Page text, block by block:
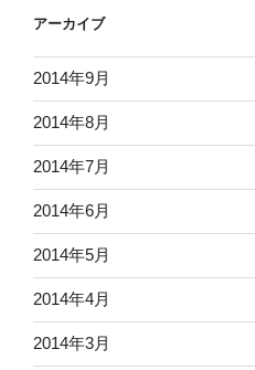
アーカイブ
2014年9月
2014年8月
2014年7月
2014年6月
2014年5月
2014年4月
2014年3月